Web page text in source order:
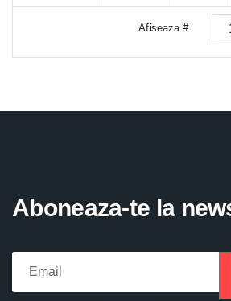
Afiseaza #
Aboneaza-te la